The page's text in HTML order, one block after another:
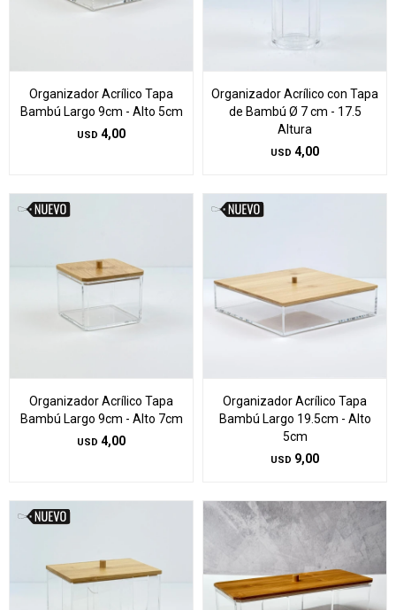
Organizador Acrílico Tapa
Bambú Largo 9cm - Alto 5cm
USD 4,00
Organizador Acrílico con Tapa
de Bambú Ø 7 cm - 17.5
Altura
USD 4,00
Organizador Acrílico Tapa
Bambú Largo 9cm - Alto 7cm
USD 4,00
Organizador Acrílico Tapa
Bambú Largo 19.5cm - Alto
5cm
USD 9,00